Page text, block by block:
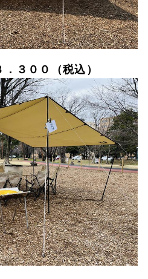
３００（税込）